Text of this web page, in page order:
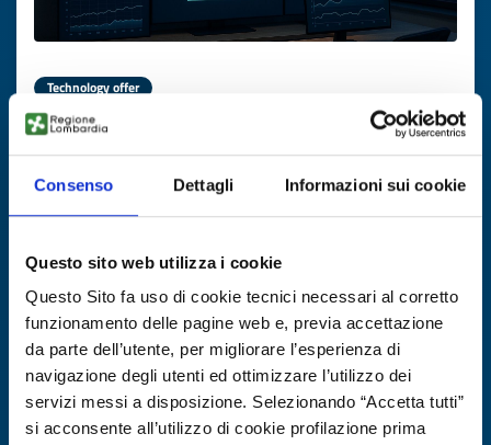
Consenso Dettagli Informazioni sui cookie
Questo sito web utilizza i cookie
Questo Sito fa uso di cookie tecnici necessari al corretto
funzionamento delle pagine web e, previa accettazione
da parte dell’utente, per migliorare l’esperienza di
navigazione degli utenti ed ottimizzare l’utilizzo dei
servizi messi a disposizione. Selezionando “Accetta tutti”
si acconsente all’utilizzo di cookie profilazione prima
Technology offer
Sistema adattivo per controllo HVAC
ID: TOES20250821010
Expires on29 ottobre 2026